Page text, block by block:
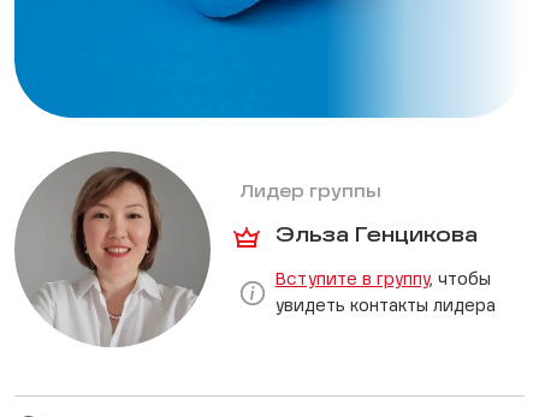
Лидер группы
Эльза Генцикова
Вступите в группу, чтобы
увидеть контакты лидера